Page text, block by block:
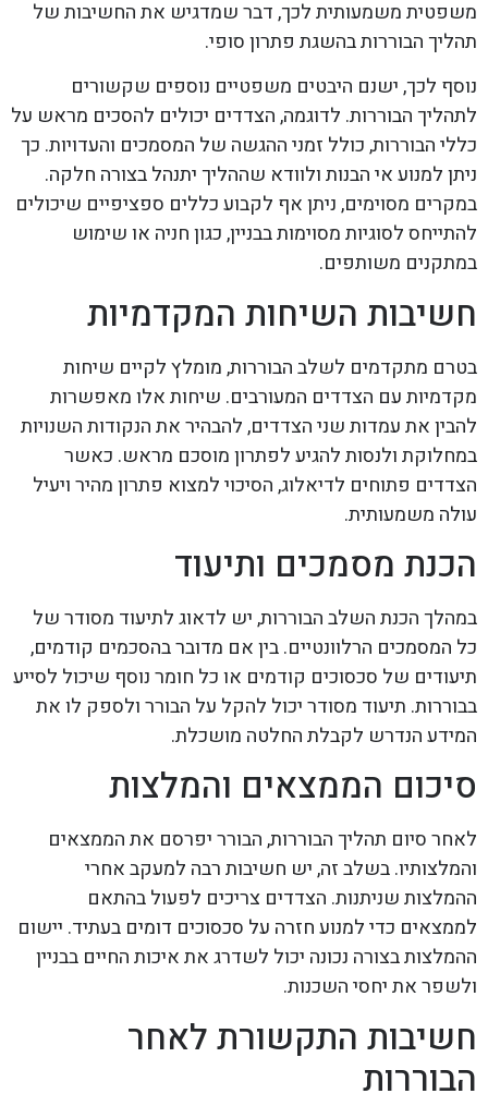
משפטית משמעותית לכך, דבר שמדגיש את החשיבות של
תהליך הבוררות בהשגת פתרון סופי.
נוסף לכך, ישנם היבטים משפטיים נוספים שקשורים
לתהליך הבוררות. לדוגמה, הצדדים יכולים להסכים מראש על
כללי הבוררות, כולל זמני ההגשה של המסמכים והעדויות. כך
ניתן למנוע אי הבנות ולוודא שההליך יתנהל בצורה חלקה.
במקרים מסוימים, ניתן אף לקבוע כללים ספציפיים שיכולים
להתייחס לסוגיות מסוימות בבניין, כגון חניה או שימוש
במתקנים משותפים.
חשיבות השיחות המקדמיות
בטרם מתקדמים לשלב הבוררות, מומלץ לקיים שיחות
מקדמיות עם הצדדים המעורבים. שיחות אלו מאפשרות
להבין את עמדות שני הצדדים, להבהיר את הנקודות השנויות
במחלוקת ולנסות להגיע לפתרון מוסכם מראש. כאשר
הצדדים פתוחים לדיאלוג, הסיכוי למצוא פתרון מהיר ויעיל
עולה משמעותית.
הכנת מסמכים ותיעוד
במהלך הכנת השלב הבוררות, יש לדאוג לתיעוד מסודר של
כל המסמכים הרלוונטיים. בין אם מדובר בהסכמים קודמים,
תיעודים של סכסוכים קודמים או כל חומר נוסף שיכול לסייע
בבוררות. תיעוד מסודר יכול להקל על הבורר ולספק לו את
המידע הנדרש לקבלת החלטה מושכלת.
סיכום הממצאים והמלצות
לאחר סיום תהליך הבוררות, הבורר יפרסם את הממצאים
והמלצותיו. בשלב זה, יש חשיבות רבה למעקב אחרי
ההמלצות שניתנות. הצדדים צריכים לפעול בהתאם
לממצאים כדי למנוע חזרה על סכסוכים דומים בעתיד. יישום
ההמלצות בצורה נכונה יכול לשדרג את איכות החיים בבניין
ולשפר את יחסי השכנות.
חשיבות התקשורת לאחר
הבוררות